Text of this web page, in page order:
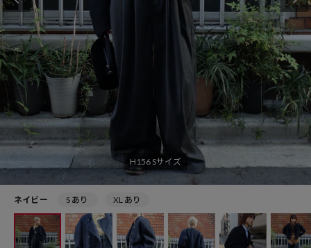
H156 Sサイズ
ネイビー S あり XL あり